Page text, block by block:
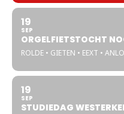
19
SEP
ORGELFIETSTOCHT
ROLDE • GIETEN • EEXT •
19
SEP
STUDIEDAG